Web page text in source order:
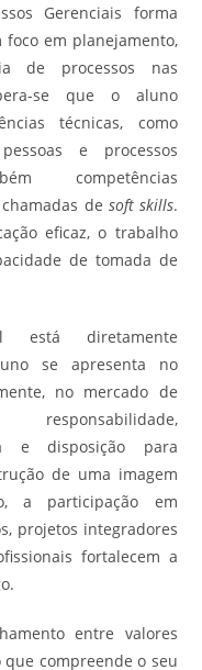
Gerenciais forma
foco em planejamento,
de processos nas
se que o aluno
técnicas, como
e processos
competências
de soft skills.
eficaz, o trabalho
de tomada de
está diretamente
se apresenta no
no mercado de
e disposição para
de uma imagem
a participação em
projetos integradores
fortalecem a
entre valores
compreende o seu